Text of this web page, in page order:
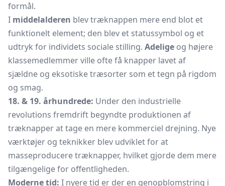
formål.
I middelalderen blev træknappen mere end blot et
funktionelt element; den blev et statussymbol og et
udtryk for individets sociale stilling. Adelige og højere
klassemedlemmer ville ofte få knapper lavet af
sjældne og eksotiske træsorter som et tegn på rigdom
og smag.
18. & 19. århundrede: Under den industrielle
revolutions fremdrift begyndte produktionen af
træknapper at tage en mere kommerciel drejning. Nye
værktøjer og teknikker blev udviklet for at
masseproducere træknapper, hvilket gjorde dem mere
tilgængelige for offentligheden.
Moderne tid: I nyere tid er der en genopblomstring i